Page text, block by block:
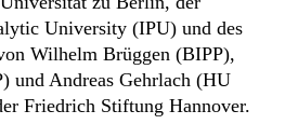
University (IPU) und des
Wilhelm Brüggen (BIPP),
und Andreas Gehrlach (HU
Friedrich Stiftung Hannover.